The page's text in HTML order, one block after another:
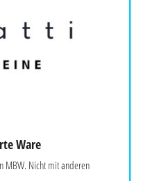
Ware
MBW. Nicht mit anderen